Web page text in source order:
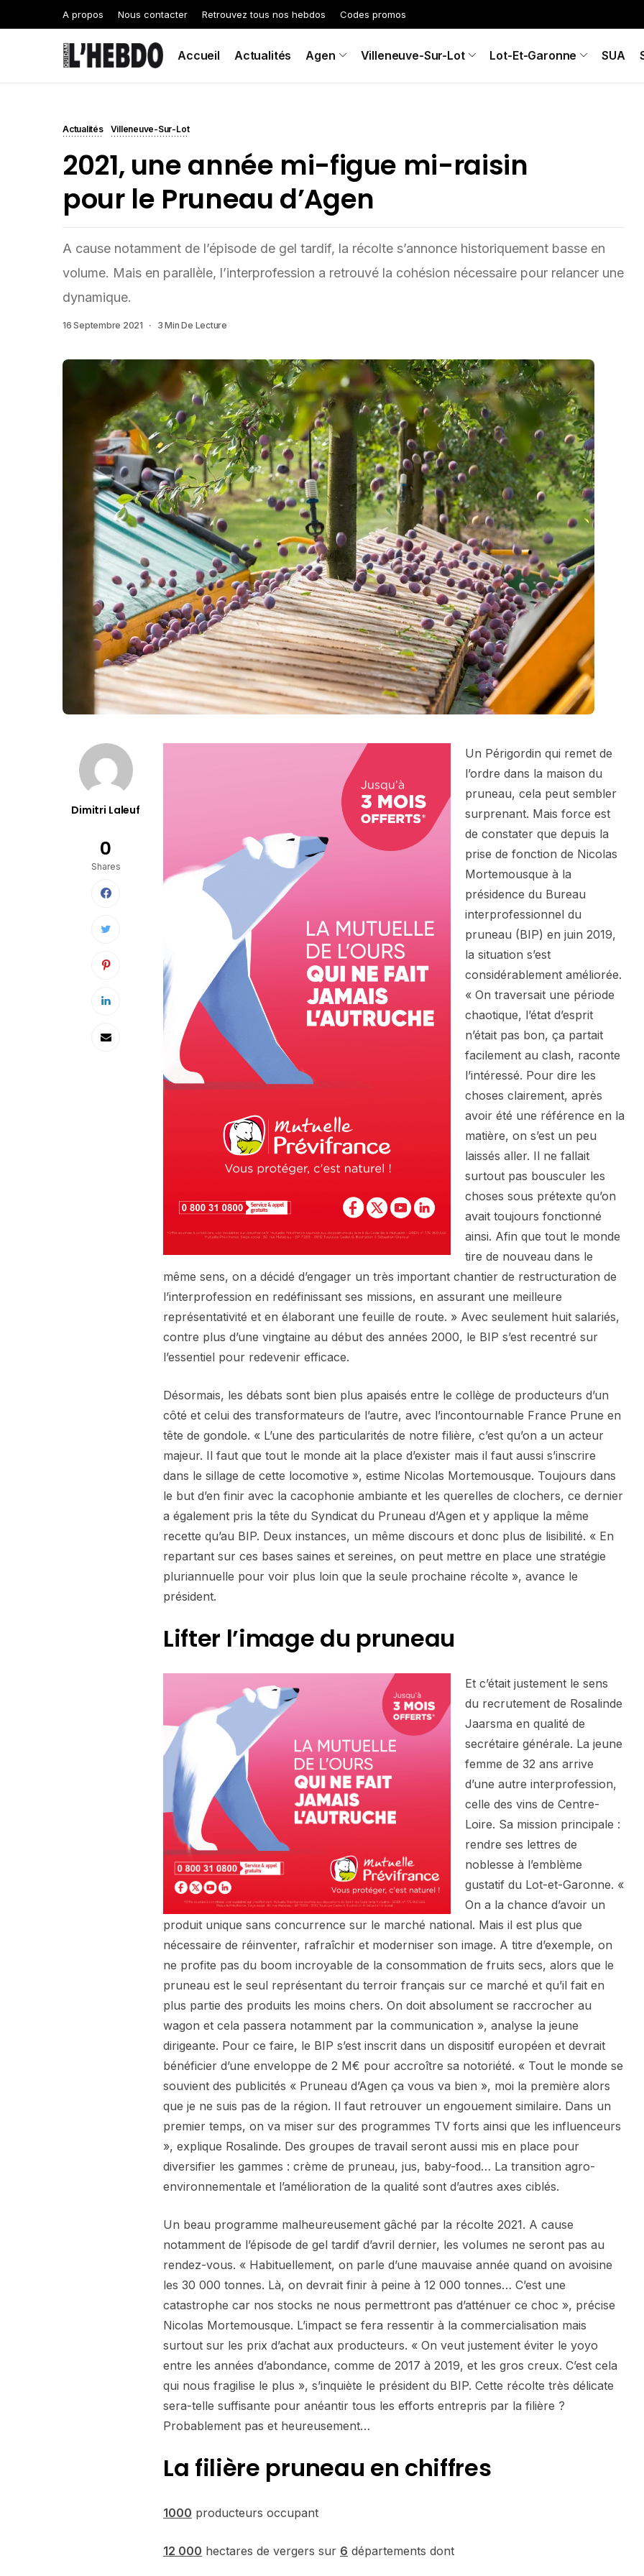
A propos Nous contacter Retrouvez tous nos hebdos Codes promos
Accueil Actualités Agen Villeneuve-Sur-Lot Lot-Et-Garonne SUA
Actualités Villeneuve-Sur-Lot
2021, une année mi-figue mi-raisin
pour le Pruneau d’Agen
A cause notamment de l’épisode de gel tardif, la récolte s’annonce historiquement basse en
volume. Mais en parallèle, l’interprofession a retrouvé la cohésion nécessaire pour relancer une
dynamique.
16 Septembre 2021 3 Min De Lecture
Dimitri Laleuf
0
Shares
Un Périgordin qui remet de
l’ordre dans la maison du
pruneau, cela peut sembler
surprenant. Mais force est
de constater que depuis la
prise de fonction de Nicolas
Mortemousque à la
présidence du Bureau
interprofessionnel du
pruneau (BIP) en juin 2019,
la situation s’est
considérablement améliorée.
« On traversait une période
chaotique, l’état d’esprit
n’était pas bon, ça partait
facilement au clash, raconte
l’intéressé. Pour dire les
choses clairement, après
avoir été une référence en la
matière, on s’est un peu
laissés aller. Il ne fallait
surtout pas bousculer les
choses sous prétexte qu’on
avait toujours fonctionné
ainsi. Afin que tout le monde
tire de nouveau dans le
même sens, on a décidé d’engager un très important chantier de restructuration de
l’interprofession en redéfinissant ses missions, en assurant une meilleure
représentativité et en élaborant une feuille de route. » Avec seulement huit salariés,
contre plus d’une vingtaine au début des années 2000, le BIP s’est recentré sur
l’essentiel pour redevenir efficace.
Désormais, les débats sont bien plus apaisés entre le collège de producteurs d’un
côté et celui des transformateurs de l’autre, avec l’incontournable France Prune en
tête de gondole. « L’une des particularités de notre filière, c’est qu’on a un acteur
majeur. Il faut que tout le monde ait la place d’exister mais il faut aussi s’inscrire
dans le sillage de cette locomotive », estime Nicolas Mortemousque. Toujours dans
le but d’en finir avec la cacophonie ambiante et les querelles de clochers, ce dernier
a également pris la tête du Syndicat du Pruneau d’Agen et y applique la même
recette qu’au BIP. Deux instances, un même discours et donc plus de lisibilité. « En
repartant sur ces bases saines et sereines, on peut mettre en place une stratégie
pluriannuelle pour voir plus loin que la seule prochaine récolte », avance le
président.
Lifter l’image du pruneau
Et c’était justement le sens
du recrutement de Rosalinde
Jaarsma en qualité de
secrétaire générale. La jeune
femme de 32 ans arrive
d’une autre interprofession,
celle des vins de Centre-
Loire. Sa mission principale :
rendre ses lettres de
noblesse à l’emblème
gustatif du Lot-et-Garonne. «
On a la chance d’avoir un
produit unique sans concurrence sur le marché national. Mais il est plus que
nécessaire de réinventer, rafraîchir et moderniser son image. A titre d’exemple, on
ne profite pas du boom incroyable de la consommation de fruits secs, alors que le
pruneau est le seul représentant du terroir français sur ce marché et qu’il fait en
plus partie des produits les moins chers. On doit absolument se raccrocher au
wagon et cela passera notamment par la communication », analyse la jeune
dirigeante. Pour ce faire, le BIP s’est inscrit dans un dispositif européen et devrait
bénéficier d’une enveloppe de 2 M€ pour accroître sa notoriété. « Tout le monde se
souvient des publicités « Pruneau d’Agen ça vous va bien », moi la première alors
que je ne suis pas de la région. Il faut retrouver un engouement similaire. Dans un
premier temps, on va miser sur des programmes TV forts ainsi que les influenceurs
», explique Rosalinde. Des groupes de travail seront aussi mis en place pour
diversifier les gammes : crème de pruneau, jus, baby-food… La transition agro-
environnementale et l’amélioration de la qualité sont d’autres axes ciblés.
Un beau programme malheureusement gâché par la récolte 2021. A cause
notamment de l’épisode de gel tardif d’avril dernier, les volumes ne seront pas au
rendez-vous. « Habituellement, on parle d’une mauvaise année quand on avoisine
les 30 000 tonnes. Là, on devrait finir à peine à 12 000 tonnes… C’est une
catastrophe car nos stocks ne nous permettront pas d’atténuer ce choc », précise
Nicolas Mortemousque. L’impact se fera ressentir à la commercialisation mais
surtout sur les prix d’achat aux producteurs. « On veut justement éviter le yoyo
entre les années d’abondance, comme de 2017 à 2019, et les gros creux. C’est cela
qui nous fragilise le plus », s’inquiète le président du BIP. Cette récolte très délicate
sera-telle suffisante pour anéantir tous les efforts entrepris par la filière ?
Probablement pas et heureusement…
La filière pruneau en chiffres
1000 producteurs occupant
12 000 hectares de vergers sur 6 départements dont